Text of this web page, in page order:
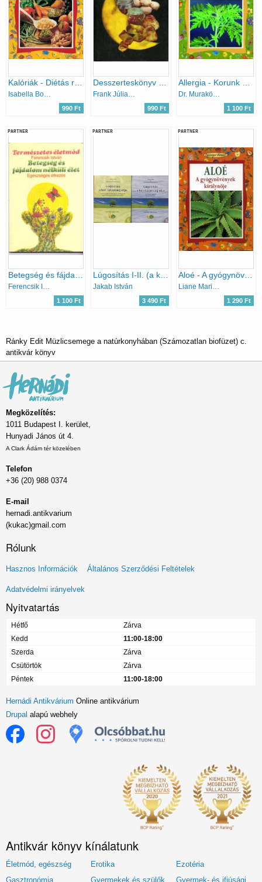
990 Ft 990 Ft
Dr. Muraközy Györgyi
1 100 Ft
PARTNER
Betegség és fájdalom nélküli élet - Egészséges étkezés
Ferencsik István
1 100 Ft
PARTNER
Lúgosítás I-II. (a kor-talanság útja, a kór-talanság útja)
Jakab István
3 490 Ft
PARTNER
Aloé - A gyógynövények királynője
Liane Maria Ledwon
1 290 Ft
Ránky Edit Müzlicsemege a natúrkonyhában (Számozatlan biofüzet) c.
antikvár könyv
Megközelítés:
1011 Budapest I. kerület,
Hunyadi János út 4.
A Clark Ádám tér közelében
Telefon
+36 (20) 988 0374
E-mail
hernadi.antikvarium
(kukac)gmail.com
Rólunk
Lábléc
menü
Hasznos Információk Általános Szerződési Feltételek
Adatvédelmi irányelvek
Nyitvatartás
Hétfő
Zárva
Kedd
11:00-18:00
Szerda
Zárva
Csütörtök
Zárva
Péntek
11:00-18:00
Hernádi Antikvárium Online antikvárium
Drupal alapú webhely
Antikvár könyv kínálatunk
Életmód, egészség Erotika
Ezotéria
Gasztronómia
Gyermekek és szülők Gyermek- és ifjúsági